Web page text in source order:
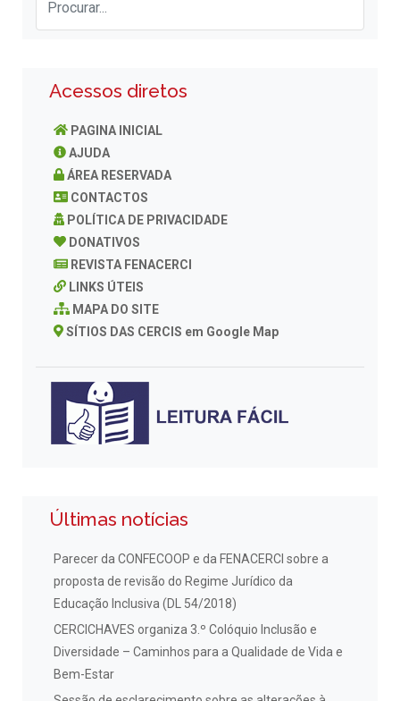
Acessos diretos
PAGINA INICIAL
AJUDA
ÁREA RESERVADA
CONTACTOS
POLÍTICA DE PRIVACIDADE
DONATIVOS
REVISTA FENACERCI
LINKS ÚTEIS
MAPA DO SITE
SÍTIOS DAS CERCIS em Google Map
Últimas notícias
Parecer da CONFECOOP e da FENACERCI sobre a
proposta de revisão do Regime Jurídico da
Educação Inclusiva (DL 54/2018)
CERCICHAVES organiza 3.º Colóquio Inclusão e
Diversidade – Caminhos para a Qualidade de Vida e
Bem-Estar